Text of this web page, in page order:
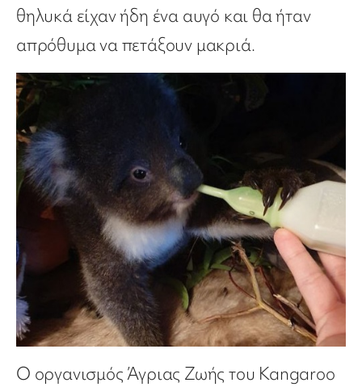
θηλυκά είχαν ήδη ένα αυγό και θα ήταν
απρόθυμα να πετάξουν μακριά.
Ο οργανισμός Άγριας Ζωής του Kangaroo